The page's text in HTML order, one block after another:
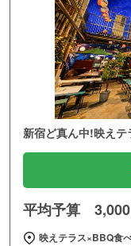
新宿ど真ん中!映え
平均予算
映えテラス×BBQ食